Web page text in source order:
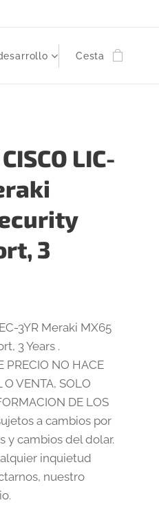
Cesta
LIC-
3
3YR Meraki MX65
3 Years .
PRECIO NO HACE
VENTA, SOLO
DE LOS
a cambios por
y cambios del dolar.
inquietud
nuestro